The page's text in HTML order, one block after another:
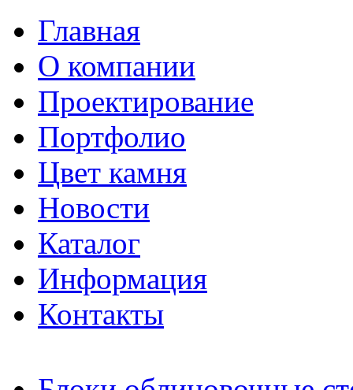
Главная
О компании
Проектирование
Портфолио
Цвет камня
Новости
Каталог
Информация
Контакты